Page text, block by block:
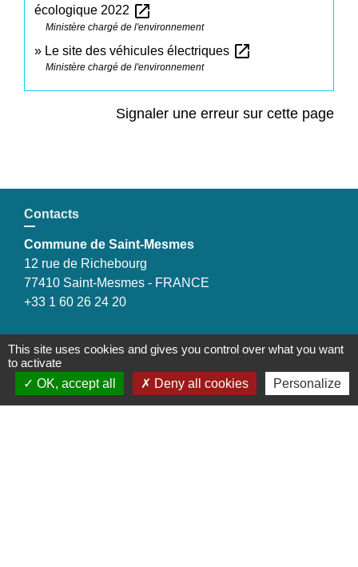
écologique 2022 open_in_new
Ministère chargé de l'environnement
Le site des véhicules électriques open_in_new
Ministère chargé de l'environnement
Signaler une erreur sur cette page
Contacts
Commune de Saint-Mesmes
12 rue de Richebourg
77410 Saint-Mesmes - FRANCE
+33 1 60 26 24 20
Liens
Préfecture de Seine-et-Marne
This site uses cookies and gives you control over what you want
to activate
OK, accept all
Deny all cookies Personalize